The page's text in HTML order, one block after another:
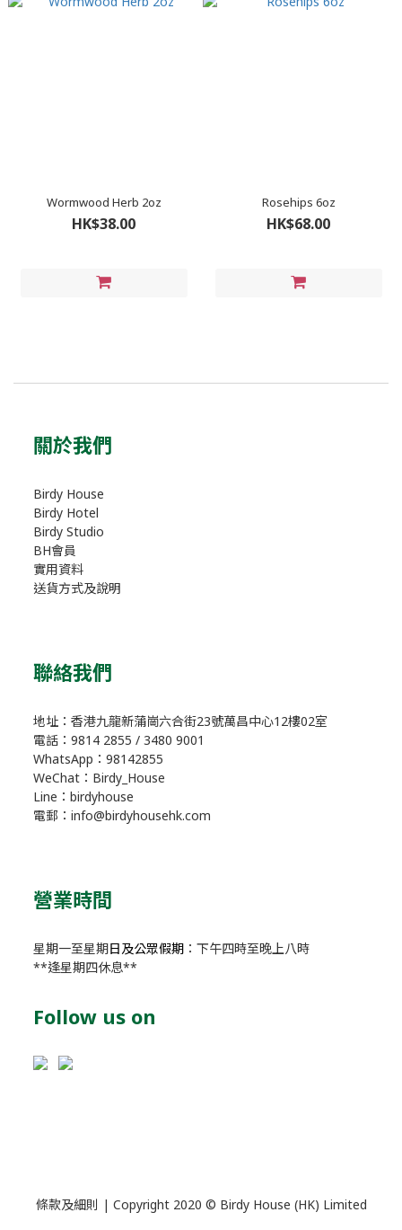
Wormwood Herb 2oz
HK$38.00
Rosehips 6oz
HK$68.00
關於我們
Birdy House
Birdy Hotel
Birdy Studio
BH會員
實用資料
送貨方式及說明
聯絡我們
地址：香港九龍新蒲崗六合街23號萬昌中心12樓02室
電話：9814 2855 / 3480 9001
WhatsApp：98142855
WeChat：Birdy_House
Line：birdyhouse
電郵：info@birdyhousehk.com
營業時間
星期一至星期日及公眾假期 ：下午四時至晚上八時
**逢星期四休息**
Follow us on
條款及細則 | Copyright 2020 © Birdy House (HK) Limited